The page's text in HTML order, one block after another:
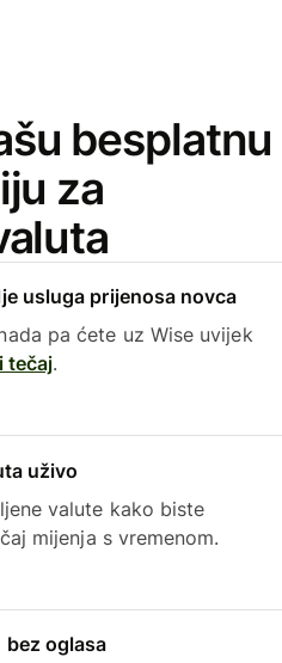
besplatnu
za
usluga prijenosa novca
pa ćete uz Wise uvijek
tečaj.
uživo
valute kako biste
mijenja s vremenom.
oglasa